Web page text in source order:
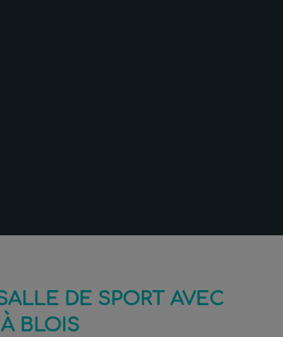
DE SPORT AVEC
BLOIS